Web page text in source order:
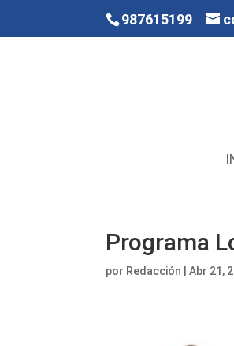
987615199
Programa
por Redacción |Abr 21,